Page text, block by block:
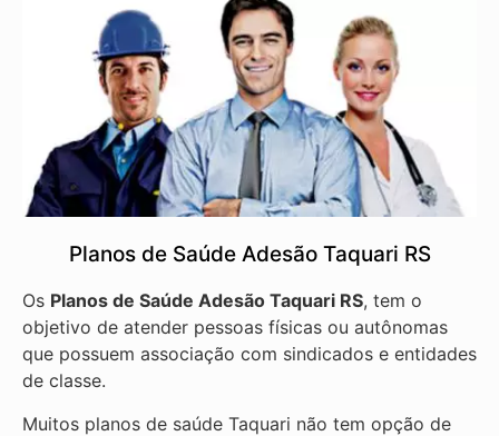
Planos de Saúde Adesão Taquari RS
Os Planos de Saúde Adesão Taquari RS, tem o
objetivo de atender pessoas físicas ou autônomas
que possuem associação com sindicados e entidades
de classe.
Muitos planos de saúde Taquari não tem opção de